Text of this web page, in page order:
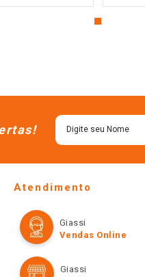
Atendimento
Giassi
Vendas Online
Giassi